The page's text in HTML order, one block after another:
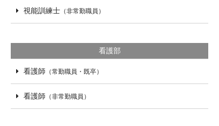
視能訓練士（非常勤職員）
看護部
看護師 （常勤職員・既卒）
看護師 （非常勤職員）